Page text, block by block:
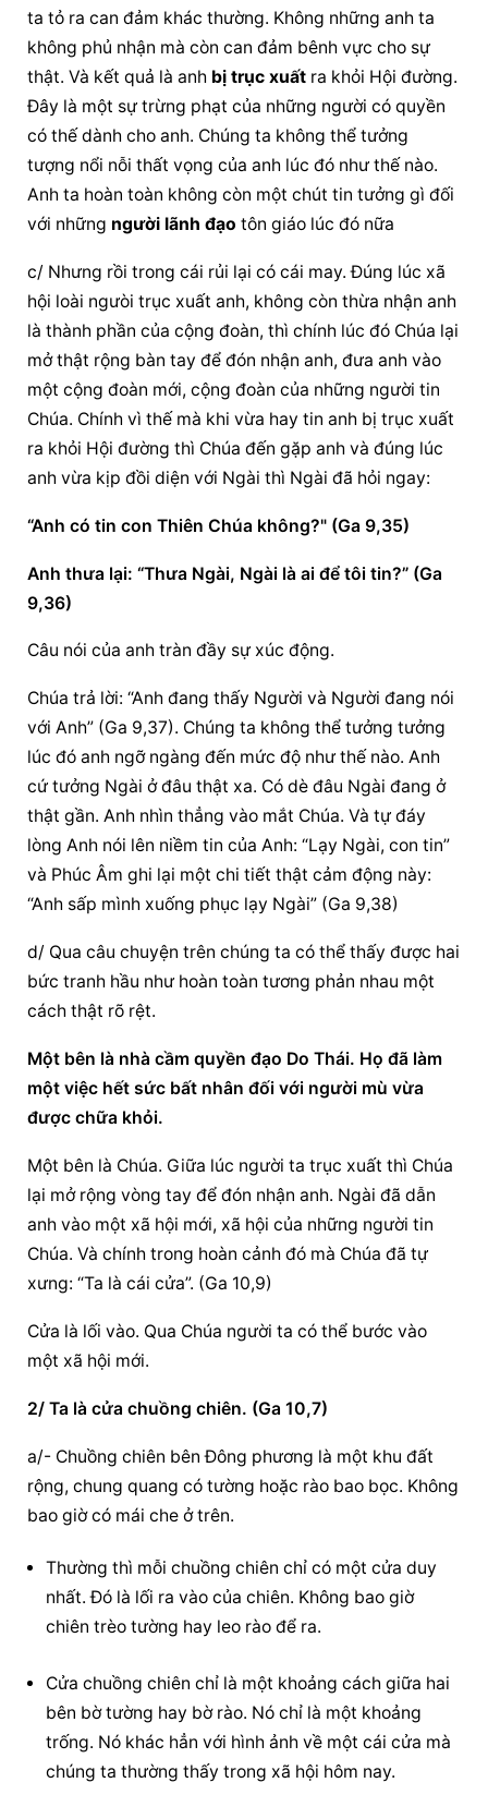
ta tỏ ra can đảm khác thường. Không những anh ta
không phủ nhận mà còn can đảm bênh vực cho sự
thật. Và kết quả là anh bị trục xuất ra khỏi Hội đường.
Đây là một sự trừng phạt của những người có quyền
có thế dành cho anh. Chúng ta không thể tưởng
tượng nổi nỗi thất vọng của anh lúc đó như thế nào.
Anh ta hoàn toàn không còn một chút tin tưởng gì đối
với những người lãnh đạo tôn giáo lúc đó nữa
c/ Nhưng rồi trong cái rủi lại có cái may. Đúng lúc xã
hội loài ngưòi trục xuất anh, không còn thừa nhận anh
là thành phần của cộng đoàn, thì chính lúc đó Chúa lại
mở thật rộng bàn tay để đón nhận anh, đưa anh vào
một cộng đoàn mới, cộng đoàn của những người tin
Chúa. Chính vì thế mà khi vừa hay tin anh bị trục xuất
ra khỏi Hội đường thì Chúa đến gặp anh và đúng lúc
anh vừa kịp đồi diện với Ngài thì Ngài đã hỏi ngay:
“Anh có tin con Thiên Chúa không?" (Ga 9,35)
Anh thưa lại: “Thưa Ngài, Ngài là ai để tôi tin?” (Ga
9,36)
Câu nói của anh tràn đầy sự xúc động.
Chúa trả lời: “Anh đang thấy Người và Người đang nói
với Anh” (Ga 9,37). Chúng ta không thể tưởng tưởng
lúc đó anh ngỡ ngàng đến mức độ như thế nào. Anh
cứ tưởng Ngài ở đâu thật xa. Có dè đâu Ngài đang ở
thật gần. Anh nhìn thẳng vào mắt Chúa. Và tự đáy
lòng Anh nói lên niềm tin của Anh: “Lạy Ngài, con tin”
và Phúc Âm ghi lại một chi tiết thật cảm động này:
“Anh sấp mình xuống phục lạy Ngài” (Ga 9,38)
d/ Qua câu chuyện trên chúng ta có thể thấy được hai
bức tranh hầu như hoàn toàn tương phản nhau một
cách thật rõ rệt.
Một bên là nhà cầm quyền đạo Do Thái. Họ đã làm
một việc hết sức bất nhân đối với người mù vừa
được chữa khỏi.
Một bên là Chúa. Giữa lúc người ta trục xuất thì Chúa
lại mở rộng vòng tay để đón nhận anh. Ngài đã dẫn
anh vào một xã hội mới, xã hội của những người tin
Chúa. Và chính trong hoàn cảnh đó mà Chúa đã tự
xưng: “Ta là cái cửa”. (Ga 10,9)
Cửa là lối vào. Qua Chúa người ta có thể bước vào
một xã hội mới.
2/ Ta là cửa chuồng chiên. (Ga 10,7)
a/- Chuồng chiên bên Đông phương là một khu đất
rộng, chung quang có tường hoặc rào bao bọc. Không
bao giờ có mái che ở trên.
Thường thì mỗi chuồng chiên chỉ có một cửa duy
nhất. Đó là lối ra vào của chiên. Không bao giờ
chiên trèo tường hay leo rào để ra.
Cửa chuồng chiên chỉ là một khoảng cách giữa hai
bên bờ tường hay bờ rào. Nó chỉ là một khoảng
trống. Nó khác hẳn với hình ảnh về một cái cửa mà
chúng ta thường thấy trong xã hội hôm nay.